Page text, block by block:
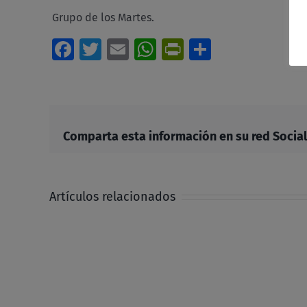
Grupo de los Martes.
Facebook
Twitter
EmailWhatsApp
PrintFriendly
Comparta esta información en su red
Artículos relacionados